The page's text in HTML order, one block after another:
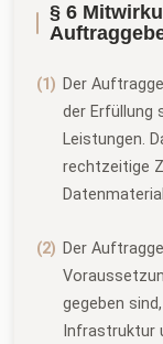
§ 6
Der
der Erfüllung
Leistungen.
rechtzeitige
Der
gegeben
Infrastruktur